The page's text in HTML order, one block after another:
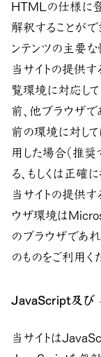
HTMLの仕様に登
解釈することがで
ンテンツの主要な
当サイトの提供
覧環境に対応し
前、他ブラウザで
前の環境に対して
用した場合（推
る、もしくは正確
当サイトの提供
ウザ環境は
のブラウザであ
のものをご利用く
JavaScript及び
当サイトは